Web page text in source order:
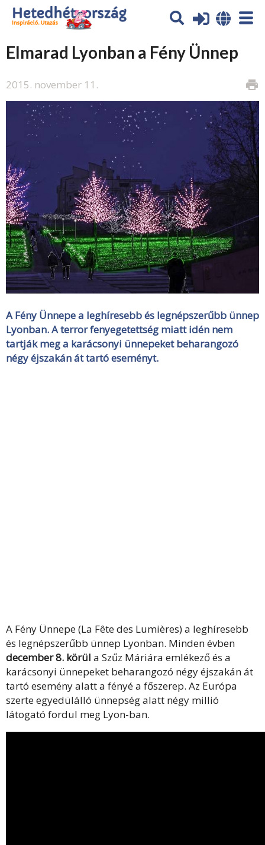
Elmarad Lyonban a Fény Ünnep
2015. november 11. print
A Fény Ünnepe a leghíresebb és legnépszerűbb ünnep
Lyonban. A terror fenyegetettség miatt idén nem
tartják meg a karácsonyi ünnepeket beharangozó
négy éjszakán át tartó eseményt.
A Fény Ünnepe (La Fête des Lumières) a leghíresebb
és legnépszerűbb ünnep Lyonban. Minden évben
december 8. körül a Szűz Máriára emlékező és a
karácsonyi ünnepeket beharangozó négy éjszakán át
tartó esemény alatt a fényé a főszerep. Az Európa
szerte egyedülálló ünnepség alatt négy millió
látogató fordul meg Lyon-ban.